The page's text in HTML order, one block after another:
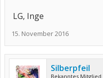
LG, Inge
15. November 2016
Silberpfeil
Bekanntes Mitglied